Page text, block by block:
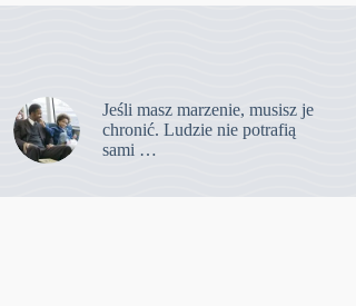
Jeśli masz marzenie, musisz je
chronić. Ludzie nie potrafią
sami …